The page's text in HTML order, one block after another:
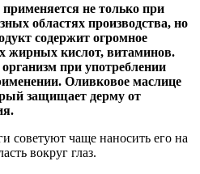
не только при
областях производства, но
содержит огромное
жирных кислот, витаминов.
при употреблении
Оливковое маслице
защищает дерму от
советуют чаще наносить его на
вокруг глаз.